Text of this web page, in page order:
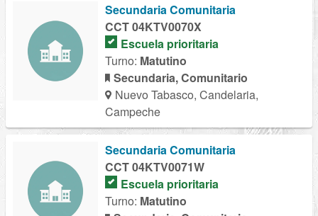
Secundaria Comunitaria
CCT 04KTV0070X
Escuela prioritaria
Turno: Matutino
Secundaria, Comunitario
Nuevo Tabasco, Candelaria,
Campeche
Secundaria Comunitaria
CCT 04KTV0071W
Escuela prioritaria
Turno: Matutino